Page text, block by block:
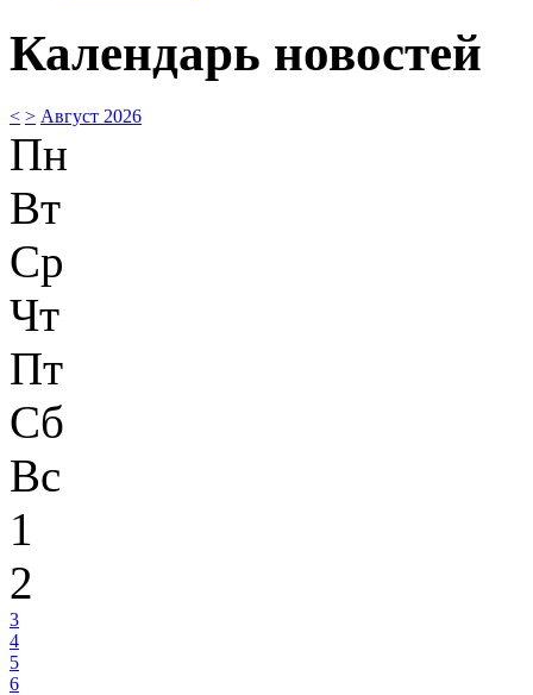
Календарь новостей
< > Август 2026
Пн
Вт
Ср
Чт
Пт
Сб
Вс
1
2
3
4
5
6